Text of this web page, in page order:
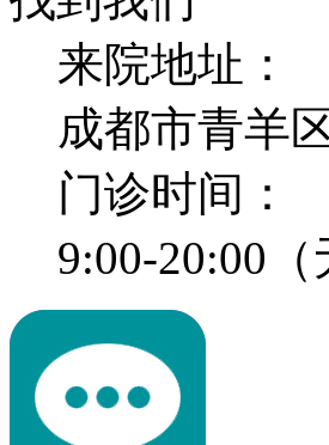
来院地址：
成都市青羊
门诊时间：
9:00-20:00